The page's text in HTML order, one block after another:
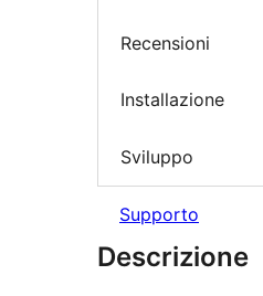
Recensioni
Installazione
Sviluppo
Supporto
Descrizione